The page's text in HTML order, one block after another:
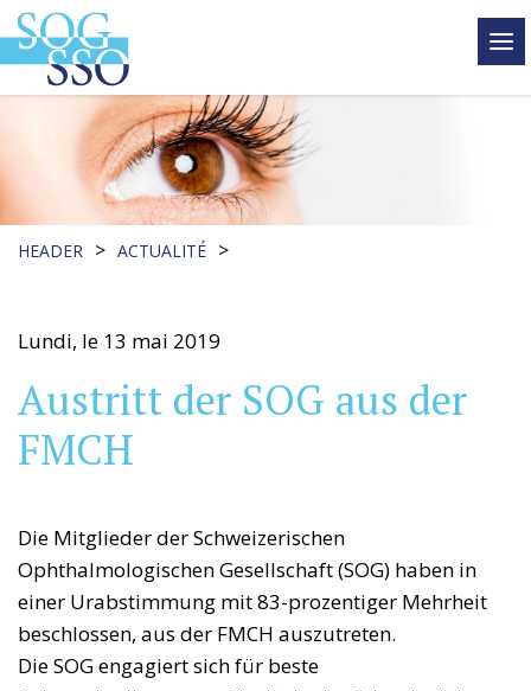
HEADER > ACTUALITÉ >
Lundi, le 13 mai 2019
Austritt der SOG aus der
FMCH
Die Mitglieder der Schweizerischen
Ophthalmologischen Gesellschaft (SOG) haben in
einer Urabstimmung mit 83-prozentiger Mehrheit
beschlossen, aus der FMCH auszutreten.
Die SOG engagiert sich für beste